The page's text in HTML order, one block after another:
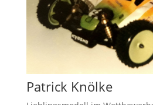
Patrick Knölke